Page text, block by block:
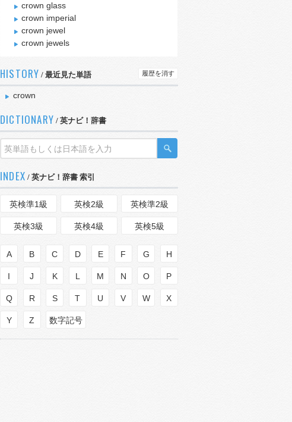
crown glass
crown imperial
crown jewel
crown jewels
HISTORY / 最近見た単語 履歴を消す
crown
DICTIONARY / 英ナビ！辞書
INDEX / 英ナビ！辞書 索引
英検準1級 英検2級 英検準2級
英検3級 英検4級 英検5級
A B C D E F G H
I J K L M N O P
Q R S T U V W X
Y Z 数字記号